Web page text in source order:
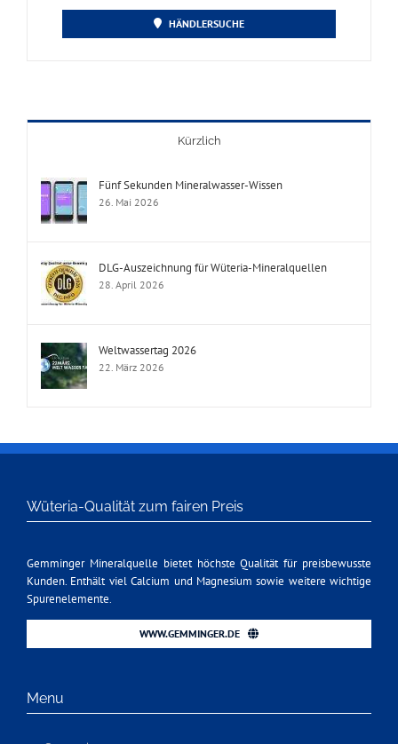
HÄNDLERSUCHE
Kürzlich
Fünf Sekunden Mineralwasser-Wissen
26. Mai 2026
DLG-Auszeichnung für Wüteria-Mineralquellen
28. April 2026
Weltwassertag 2026
22. März 2026
Wüteria-Qualität zum fairen Preis
Gemminger Mineralquelle bietet höchste Qualität für preisbewusste
Kunden. Enthält viel Calcium und Magnesium sowie weitere wichtige
Spurenelemente.
WWW.GEMMINGER.DE
Menu